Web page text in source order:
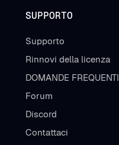
SUPPORTO
Supporto
Rinnovi della licenza
DOMANDE FREQUENTI
Forum
Discord
Contattaci